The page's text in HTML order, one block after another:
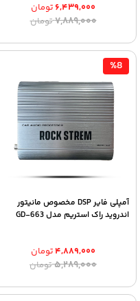
۷,۸۸۹,۰۰۰تومانقیمت
۷,۸۸۹,۰۰۰ تومان
۶,۴۳۹,۰۰۰ تومان
قیمت
۶,۴۳۹,۰۰۰ تومان.
%8
آمپلی فایر DSP مخصوص مانیتور
اندروید راک استریم مدل GD-663
۵,۲۸۹,۰۰۰تومانقیمت
۵,۲۸۹,۰۰۰ تومان
۴,۸۸۹,۰۰۰تومان
قیمت
۴,۸۸۹,۰۰۰ تومان.